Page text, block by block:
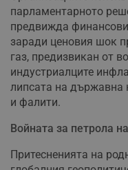
парламентарното
предвижда
заради ценовия шок
газ, предизвикан от
индустриалците
липсата на държавна
и фалити.
Войната за петрола
Притесненията на